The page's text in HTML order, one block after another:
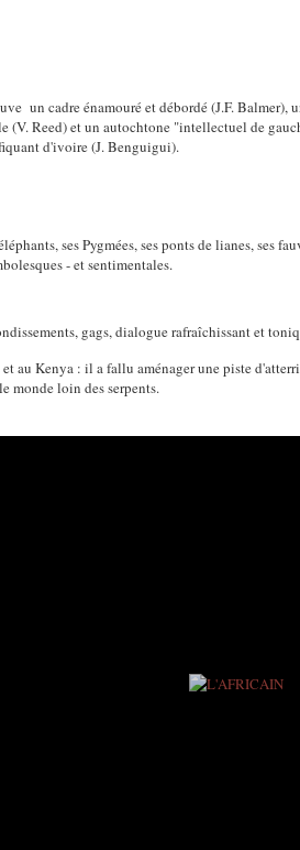
un cadre énamouré et débordé (J.F. Balmer),
(V. Reed) et un autochtone "intellectuel de
d'ivoire (J. Benguigui).
ses Pygmées, ses ponts de lianes, ses
- et sentimentales.
gags, dialogue rafraîchissant et
au Kenya : il a fallu aménager une piste
monde loin des serpents.